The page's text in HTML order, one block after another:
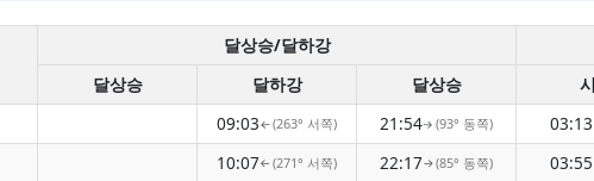
달상승/달하강
달상승
달하강 달상승
09:03↑(263° 서쪽) 21:54↑(93° 동쪽) 03:13
10:07↑(271° 서쪽) 22:17↑(85° 동쪽) 03:55